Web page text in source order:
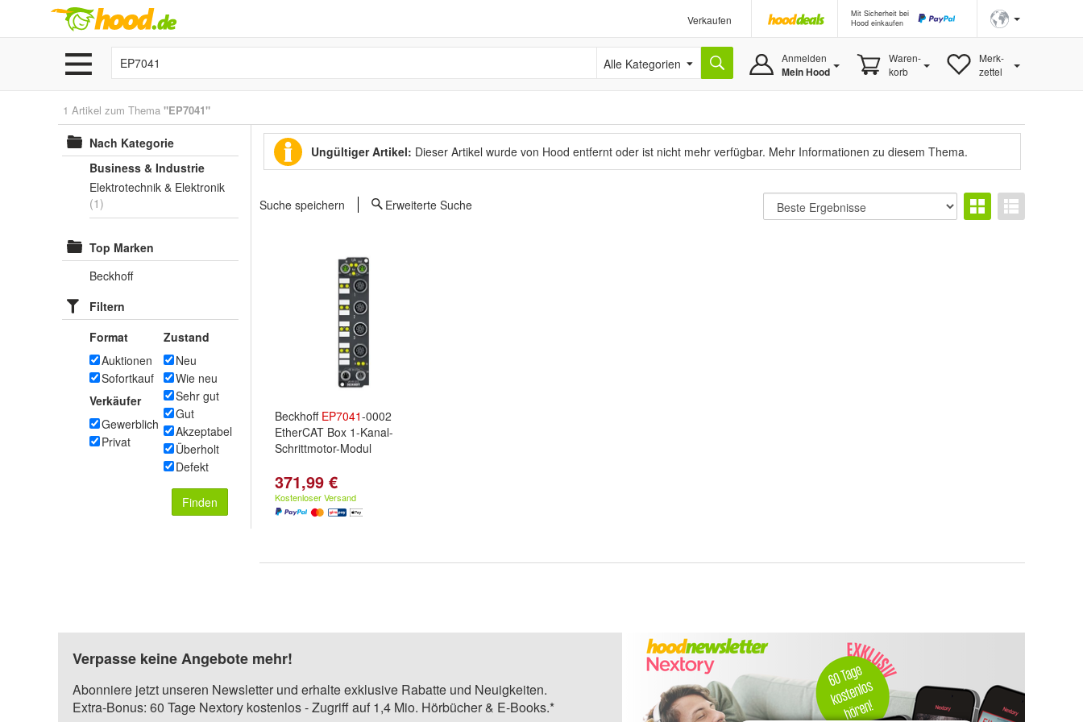
Verkaufen
Mit Sicherheit bei
Hood einkaufen
Alle Kategorien Anmelden
Mein Hood
Waren-
korb
Merk-
zettel
1 Artikel zum Thema "EP7041"
Nach Kategorie
Business & Industrie
Elektrotechnik & Elektronik
(1)
Top Marken
Beckhoff
Filtern
Format
Auktionen
Sofortkauf
Verkäufer
Gewerblich
Privat
Zustand
Neu
Wie neu
Sehr gut
Gut
Akzeptabel
Überholt
Defekt
Finden
Ungültiger Artikel: Dieser Artikel wurde von Hood entfernt oder ist nicht mehr verfügbar. Mehr Informationen zu diesem Thema.
Suche speichern Erweiterte Suche
Beckhoff EP7041-0002
EtherCAT Box 1-Kanal-
Schrittmotor-Modul
371,99 €
Kostenloser Versand
Verpasse keine Angebote mehr!
Abonniere jetzt unseren Newsletter und erhalte exklusive Rabatte und Neuigkeiten.
Extra-Bonus: 60 Tage Nextory kostenlos - Zugriff auf 1,4 Mio. Hörbücher & E-Books.*